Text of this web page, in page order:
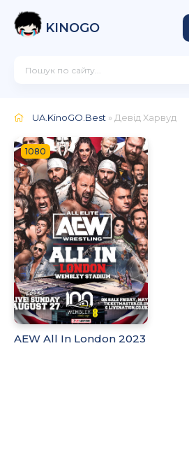
KINOGO
UA.KinoGO.Best » Девід Харвуд
1080
AEW All In London 2023